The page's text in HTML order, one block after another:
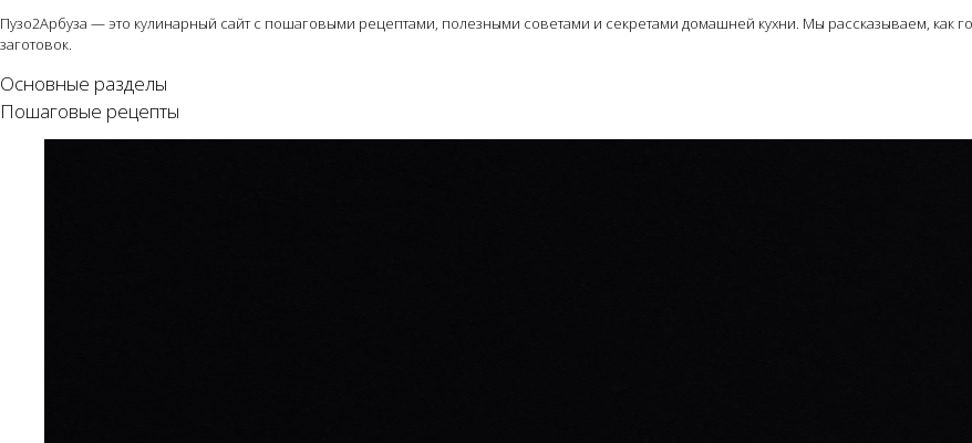
Пузо2Арбуза — это кулинарный сайт с пошаговыми рецептами, полезными советами и секретами домашней кухни. Мы рассказываем, как
заготовок.
Основные разделы
Пошаговые рецепты